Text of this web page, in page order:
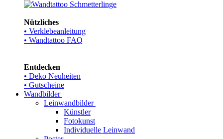
Nützliches
• Verklebeanleitung
• Wandtattoo FAQ
Entdecken
• Deko Neuheiten
• Gutscheine
Wandbilder
Leinwandbilder
Künstler
Fotokunst
Individuelle Leinwand